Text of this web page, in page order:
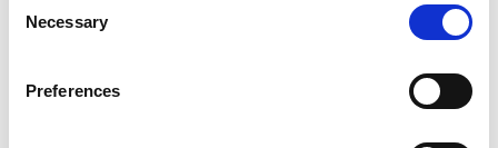
Selection
Necessary
PreferencesInloggen